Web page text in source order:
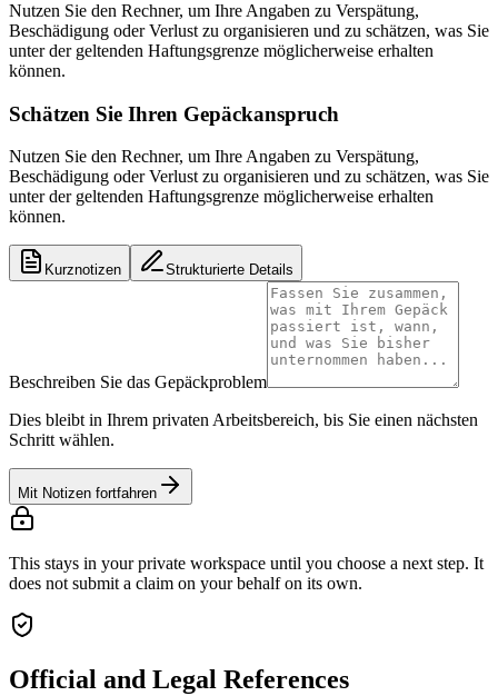
Nutzen Sie den Rechner, um Ihre Angaben zu Verspätung,
Beschädigung oder Verlust zu organisieren und zu schätzen, was Sie
unter der geltenden Haftungsgrenze möglicherweise erhalten
können.
Schätzen Sie Ihren Gepäckanspruch
Nutzen Sie den Rechner, um Ihre Angaben zu Verspätung,
Beschädigung oder Verlust zu organisieren und zu schätzen, was Sie
unter der geltenden Haftungsgrenze möglicherweise erhalten
können.
Kurznotizen Strukturierte Details
Beschreiben Sie das Gepäckproblem
Dies bleibt in Ihrem privaten Arbeitsbereich, bis Sie einen nächsten
Schritt wählen.
Mit Notizen fortfahren
This stays in your private workspace until you choose a next step. It
does not submit a claim on your behalf on its own.
Official and Legal References